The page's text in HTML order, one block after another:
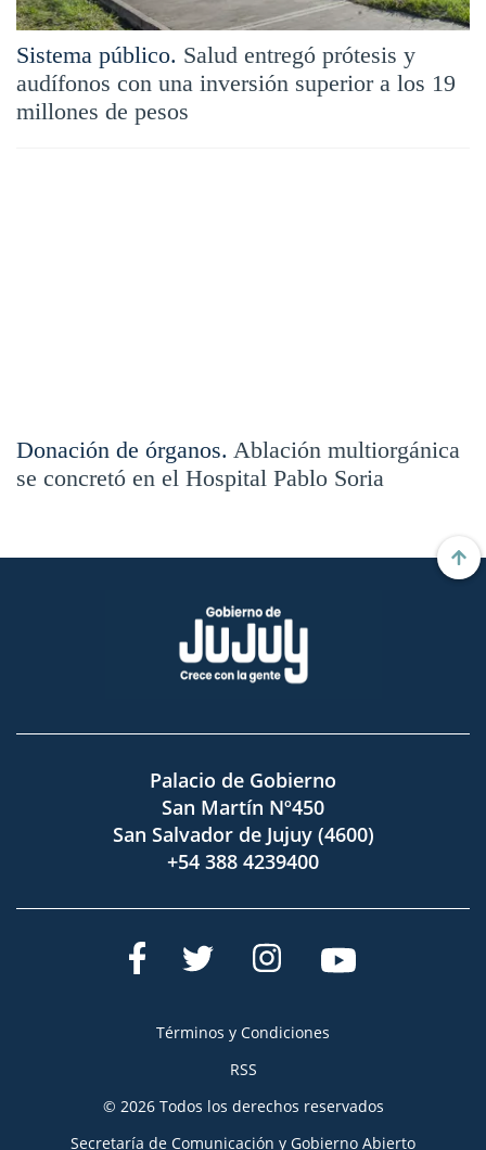
Sistema público. Salud entregó prótesis y
audífonos con una inversión superior a los 19
millones de pesos
Donación de órganos. Ablación multiorgánica
se concretó en el Hospital Pablo Soria
Palacio de Gobierno
San Martín Nº450
San Salvador de Jujuy (4600)
+54 388 4239400
Términos y Condiciones
RSS
© 2026 Todos los derechos reservados
Secretaría de Comunicación y Gobierno Abierto